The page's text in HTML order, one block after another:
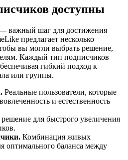
доступны
важный шаг для достижения
предлагает несколько
вы могли выбрать решение,
Каждый тип подписчиков
гибкий подход к
или группы.
Реальные пользователи, которые
и естественность
для быстрого увеличения
Комбинация живых
оптимального баланса между